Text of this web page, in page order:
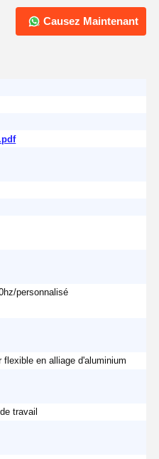
Causez Maintenant
personnalisé
flexible en alliage d'aluminium
travail